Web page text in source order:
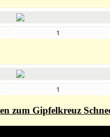
zum Gipfelkreuz